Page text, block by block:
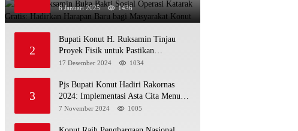
Harapan Baru bagi Masyarakat Konut
6 Januari 2025 1436
2
Bupati Konut H. Ruksamin Tinjau
Proyek Fisik untuk Pastikan
Kesesuaian dengan Perencanaan
17 Desember 2024 1034
3
Pjs Bupati Konut Hadiri Rakornas
2024: Implementasi Asta Cita Menuju
Indonesia Emas
7 November 2024 1005